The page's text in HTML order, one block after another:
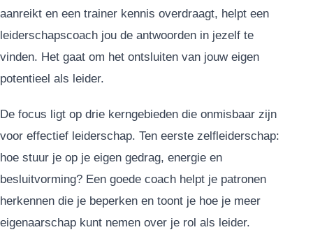
aanreikt en een trainer kennis overdraagt, helpt een
leiderschapscoach jou de antwoorden in jezelf te
vinden. Het gaat om het ontsluiten van jouw eigen
potentieel als leider.
De focus ligt op drie kerngebieden die onmisbaar zijn
voor effectief leiderschap. Ten eerste zelfleiderschap:
hoe stuur je op je eigen gedrag, energie en
besluitvorming? Een goede coach helpt je patronen
herkennen die je beperken en toont je hoe je meer
eigenaarschap kunt nemen over je rol als leider.